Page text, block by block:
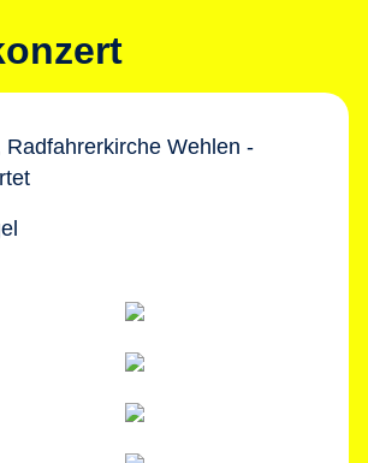
Radfahrerkirche Wehlen -